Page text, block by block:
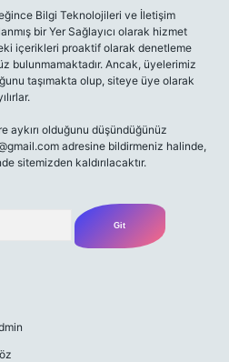
Bilgi Teknolojileri ve İletişim
bir Yer Sağlayıcı olarak hizmet
içerikleri proaktif olarak denetleme
bulunmamaktadır. Ancak, üyelerimiz
taşımakta olup, siteye üye olarak
aykırı olduğunu düşündüğünüz
adresine bildirmeniz halinde,
sitemizden kaldırılacaktır.